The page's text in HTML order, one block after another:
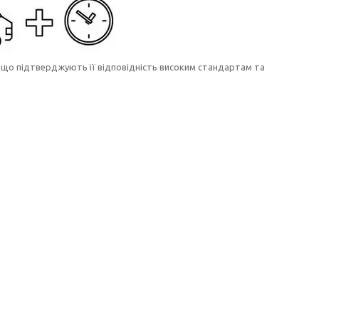
, що підтверджують її відповідність високим стандартам та